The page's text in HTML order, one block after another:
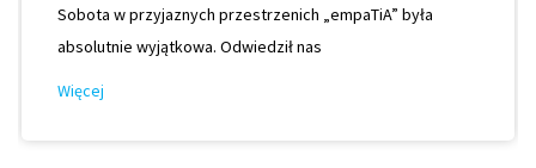
Sobota w przyjaznych przestrzenich „empaTiA” była
absolutnie wyjątkowa. Odwiedził nas
Więcej